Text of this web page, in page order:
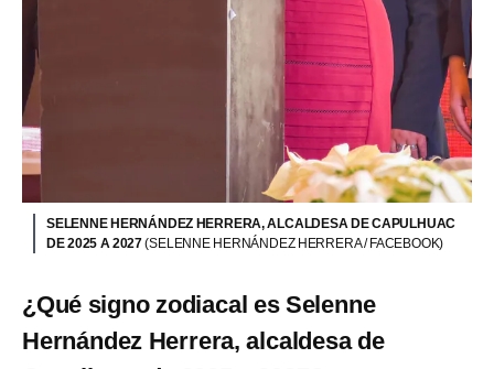
SELENNE HERNÁNDEZ HERRERA, ALCALDESA DE CAPULHUAC
DE 2025 A 2027(SELENNE HERNÁNDEZ HERRERA / FACEBOOK)
¿Qué signo zodiacal es Selenne
Hernández Herrera, alcaldesa de